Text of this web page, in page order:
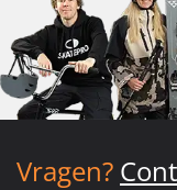
Vragen?